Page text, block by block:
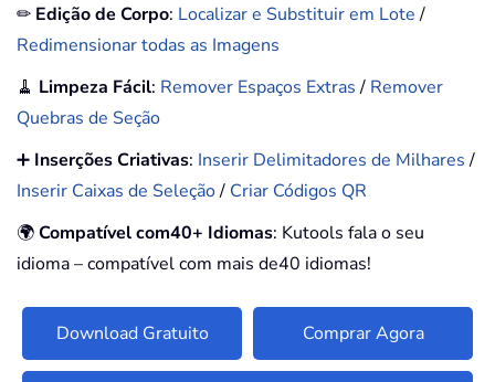
✏ Edição de Corpo: Localizar e Substituir em Lote/
Redimensionar todas as Imagens
🧹 Limpeza Fácil: Remover Espaços Extras/ Remover
Quebras de Seção
➕ Inserções Criativas: Inserir Delimitadores de Milhares/
Inserir Caixas de Seleção/ Criar Códigos QR
🌍Compatível com40+ Idiomas: Kutools fala o seu
idioma – compatível com mais de40 idiomas!
Download Gratuito Comprar Agora